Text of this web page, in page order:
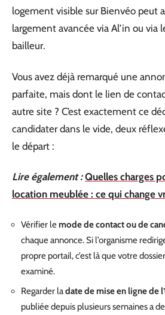
logement visible sur Bienvéo peut
largement avancée via Al’in ou via
bailleur.
Vous avez déjà remarqué une
parfaite, mais dont le lien de
autre site ? C’est exactement ce
candidater dans le vide, deux
le départ :
Lire également : Quelles charges
location meublée : ce qui change
Vérifier lemode de contact ou de
chaque annonce. Si l’organisme
propre portail, c’est là que votre
examiné.
Regarder ladate de mise en ligne de
publiée depuis plusieurs semaines a